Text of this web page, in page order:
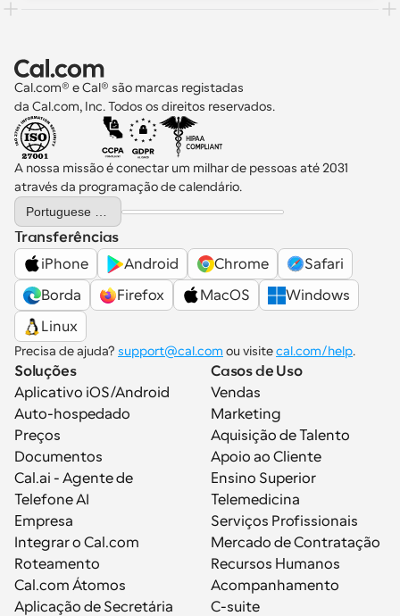
Cal.com® e Cal® são marcas registadas
da Cal.com, Inc. Todos os direitos reservados.
A nossa missão é conectar um milhar de pessoas até 2031
através da programação de calendário.
Select Language
Transferências
iPhone
Android Chrome
Safari
Borda
Firefox MacOS
Windows
Linux
Precisa de ajuda? support@cal.com ou visite cal.com/help.
Soluções
Aplicativo iOS/Android
Auto-hospedado
Preços
Documentos
Cal.ai - Agente de
Telefone AI
Empresa
Integrar o Cal.com
Roteamento
Cal.com Átomos
Aplicação de Secretária
Casos de Uso
Vendas
Marketing
Aquisição de Talento
Apoio ao Cliente
Ensino Superior
Telemedicina
Serviços Profissionais
Mercado de Contratação
Recursos Humanos
Acompanhamento
C-suite